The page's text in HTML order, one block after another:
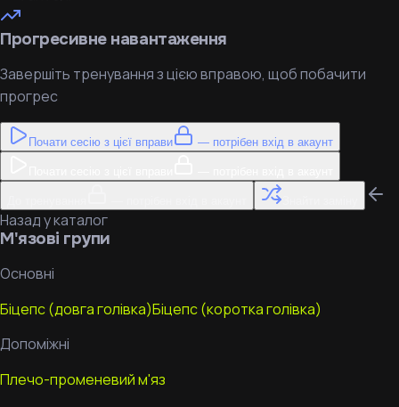
Прогресивне навантаження
Завершіть тренування з цією вправою, щоб побачити
прогрес
Почати сесію з цієї вправи — потрібен вхід в акаунт
Назад у каталог
М'язові групи
Основні
Біцепс (довга голівка)Біцепс (коротка голівка)
Допоміжні
Плечо-променевий м'яз